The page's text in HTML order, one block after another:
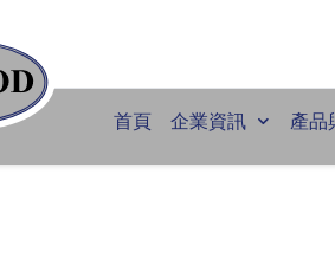
首頁 企業資訊 產品